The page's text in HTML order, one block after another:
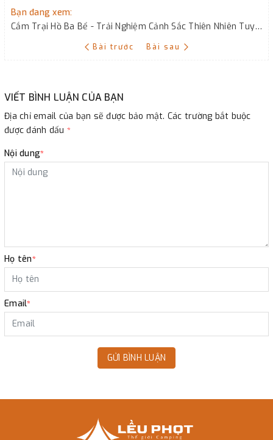
Bạn đang xem:
Cắm Trại Hồ Ba Bể - Trải Nghiệm Cảnh Sắc Thiên Nhiên Tuyệt Đẹp
Bài trước Bài sau
VIẾT BÌNH LUẬN CỦA BẠN
Địa chỉ email của bạn sẽ được bảo mật. Các trường bắt buộc
được đánh dấu *
Nội dung*
Họ tên*
Email*
GỬI BÌNH LUẬN